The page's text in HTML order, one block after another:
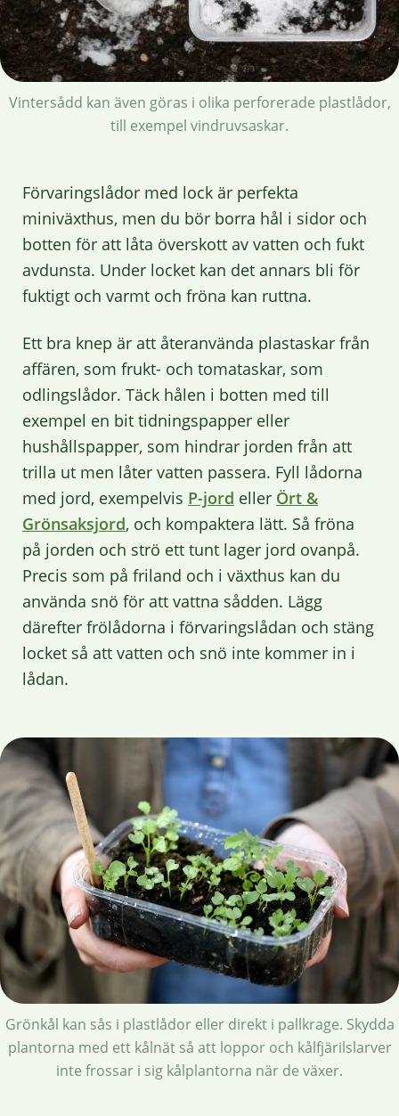
Vintersådd kan även göras i olika perforerade plastlådor,
till exempel vindruvsaskar.
Förvaringslådor med lock är perfekta
miniväxthus, men du bör borra hål i sidor och
botten för att låta överskott av vatten och fukt
avdunsta. Under locket kan det annars bli för
fuktigt och varmt och fröna kan ruttna.
Ett bra knep är att återanvända plastaskar från
affären, som frukt- och tomataskar, som
odlingslådor. Täck hålen i botten med till
exempel en bit tidningspapper eller
hushållspapper, som hindrar jorden från att
trilla ut men låter vatten passera. Fyll lådorna
med jord, exempelvis P-jord eller Ört &
Grönsaksjord, och kompaktera lätt. Så fröna
på jorden och strö ett tunt lager jord ovanpå.
Precis som på friland och i växthus kan du
använda snö för att vattna sådden. Lägg
därefter frölådorna i förvaringslådan och stäng
locket så att vatten och snö inte kommer in i
lådan.
Grönkål kan sås i plastlådor eller direkt i pallkrage. Skydda
plantorna med ett kålnät så att loppor och kålfjärilslarver
inte frossar i sig kålplantorna när de växer.